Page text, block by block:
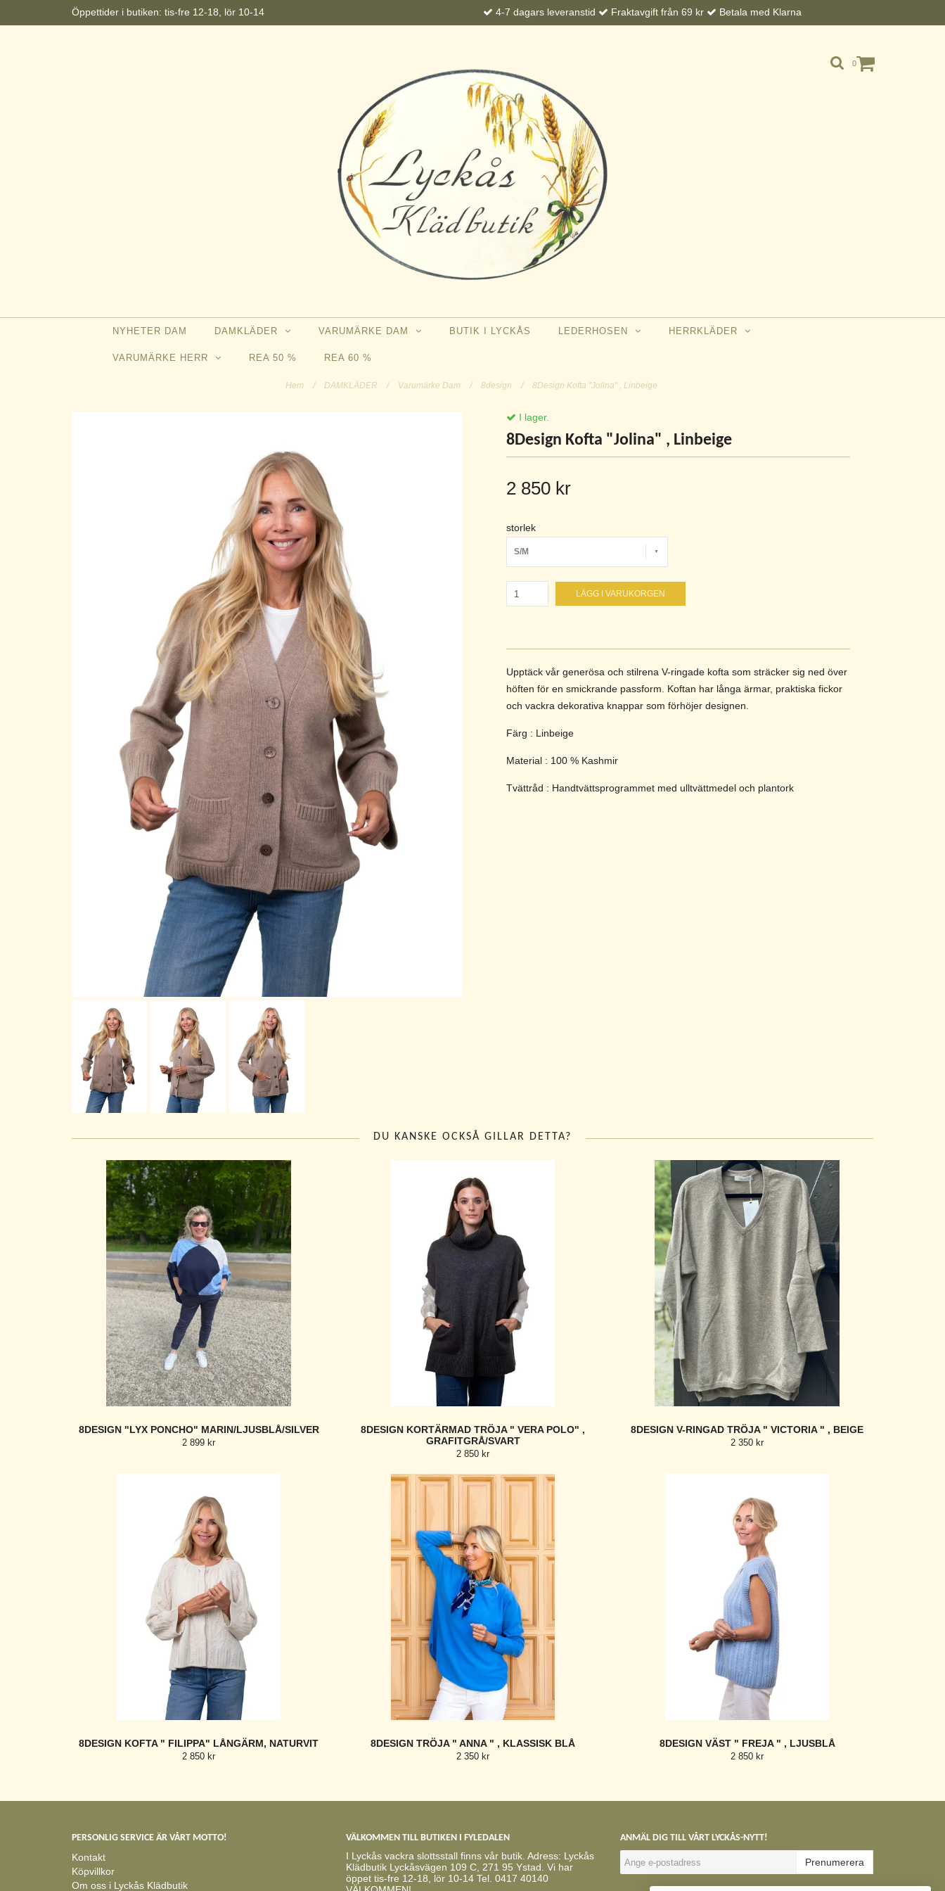
Öppettider i butiken: tis-fre 12-18, lör 10-14 4-7 dagars leveranstid Fraktavgift från 69 kr Betala med Klarna
0
NYHETER DAM DAMKLÄDER VARUMÄRKE DAM BUTIK I LYCKÅS LEDERHOSEN HERRKLÄDER
VARUMÄRKE HERR REA 50 % REA 60 %
Hem / DAMKLÄDER / Varumärke Dam / 8design / 8Design Kofta "Jolina" , Linbeige
I lager.
8Design Kofta "Jolina" , Linbeige
2 850 kr
storlek
S/M
LÄGG I VARUKORGEN
Upptäck vår generösa och stilrena V-ringade kofta som sträcker sig ned över
höften för en smickrande passform. Koftan har långa ärmar, praktiska fickor
och vackra dekorativa knappar som förhöjer designen.
Färg : Linbeige
Material : 100 % Kashmir
Tvättråd : Handtvättsprogrammet med ulltvättmedel och plantork
DU KANSKE OCKSÅ GILLAR DETTA?
8DESIGN "LYX PONCHO" MARIN/LJUSBLÅ/SILVER
2 899 kr
8DESIGN KORTÄRMAD TRÖJA " VERA POLO" ,
GRAFITGRÅ/SVART
2 850 kr
8DESIGN V-RINGAD TRÖJA " VICTORIA " , BEIGE
2 350 kr
8DESIGN KOFTA " FILIPPA" LÅNGÄRM, NATURVIT
2 850 kr
8DESIGN TRÖJA " ANNA " , KLASSISK BLÅ
2 350 kr
8DESIGN VÄST " FREJA " , LJUSBLÅ
2 850 kr
PERSONLIG SERVICE ÄR VÅRT MOTTO!
Kontakt
Köpvillkor
Om oss i Lyckås Klädbutik
VÄLKOMMEN TILL BUTIKEN I FYLEDALEN
I Lyckås vackra slottsstall finns vår butik. Adress: Lyckås
Klädbutik Lyckåsvägen 109 C, 271 95 Ystad. Vi har
öppet tis-fre 12-18, lör 10-14 Tel. 0417 40140
ANMÄL DIG TILL VÅRT LYCKÅS-NYTT!
Prenumerera